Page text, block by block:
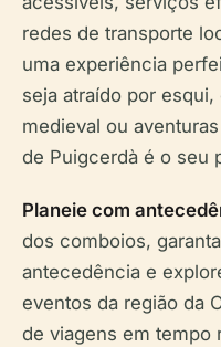
redes de transporte
uma experiência
seja atraído por
medieval ou
de Puigcerdà é o seu
Planeie com
dos comboios,
antecedência e
eventos da região da
de viagens em tempo